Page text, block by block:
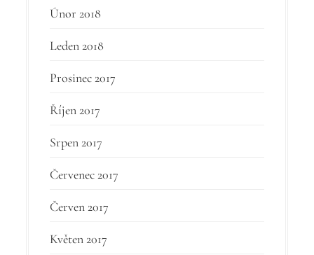
Únor 2018
Leden 2018
Prosinec 2017
Říjen 2017
Srpen 2017
Červenec 2017
Červen 2017
Květen 2017